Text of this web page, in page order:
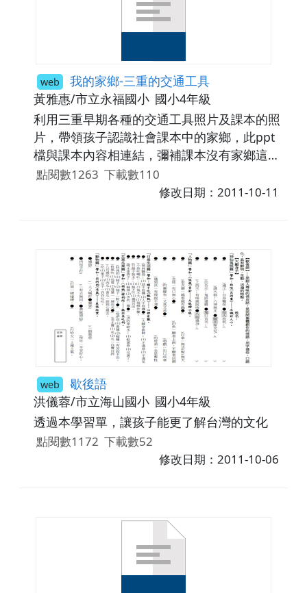
web 我的家鄉-三重的交通工具
黃雅惠/市立永福國小 國小4年級
利用三重早期各種的交通工具照片及課本的照
片，帶領孩子認識社會課本中的家鄉，此ppt
檔與課本內容相連結，彌補課本沒有家鄉這片
的缺點，學生藉由親近的家鄉照片，強化家鄉
概念的學習。加上火焰大挑戰一些小測驗，有
點閱數1263 下載數110
修改日期：2011-10-11
web 歇後語
洪儀蓉/市立海山國小 國小4年級
透過本學習單，讓孩子能更了解台灣的文化
點閱數1172 下載數52
修改日期：2011-10-06